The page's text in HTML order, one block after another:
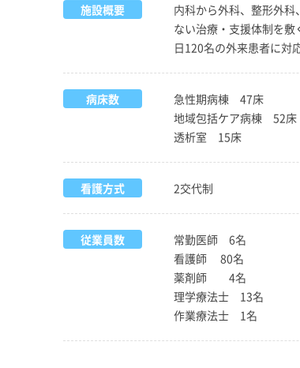
施設概要
内科から外科、整形外
ない治療・支援体制を
日120名の外来患者に対
病床数
急性期病棟 47床
地域包括ケア病棟 52床
透析室 15床
看護方式 2交代制
従業員数
常勤医師 6名
看護師 80名
薬剤師 4名
理学療法士 13名
作業療法士 1名